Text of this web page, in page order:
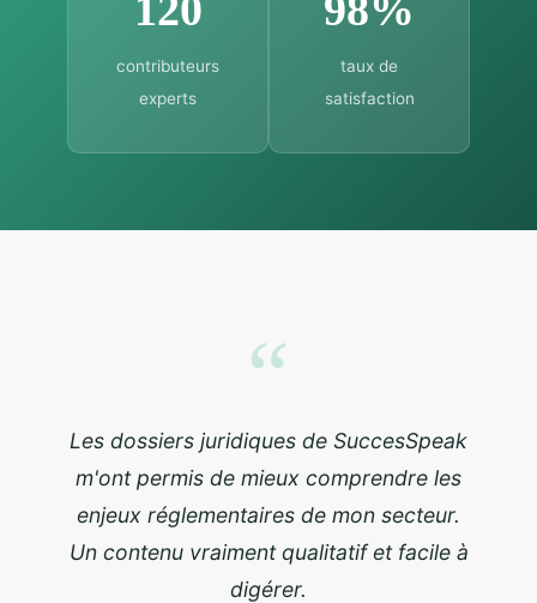
contributeurs
experts
taux de
satisfaction
“
Les dossiers juridiques de SuccesSpeak
m'ont permis de mieux comprendre les
enjeux réglementaires de mon secteur.
Un contenu vraiment qualitatif et facile à
digérer.